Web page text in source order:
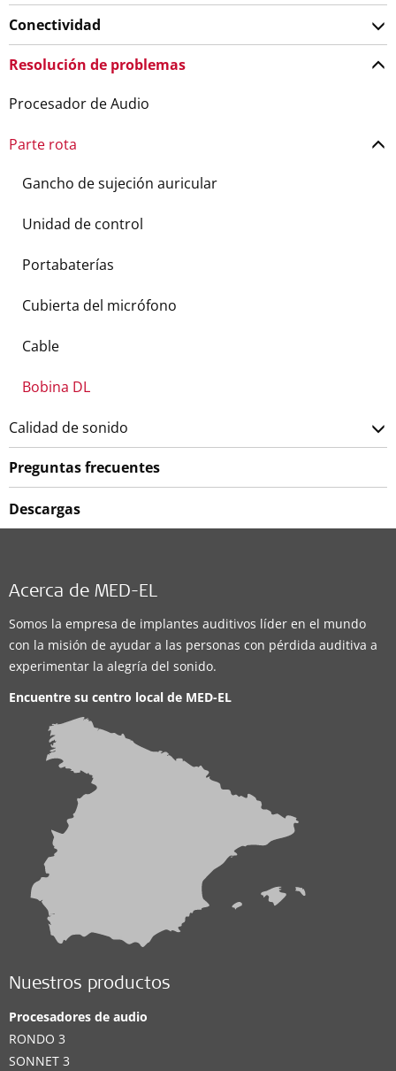
Conectividad
Resolución de problemas
Procesador de Audio
Parte rota
Gancho de sujeción auricular
Unidad de control
Portabaterías
Cubierta del micrófono
Cable
Bobina DL
Calidad de sonido
Preguntas frecuentes
Descargas
Acerca de MED-EL
Somos la empresa de implantes auditivos líder en el mundo
con la misión de ayudar a las personas con pérdida auditiva a
experimentar la alegría del sonido.
Encuentre su centro local de MED-EL
Nuestros productos
Procesadores de audio
RONDO 3
SONNET 3